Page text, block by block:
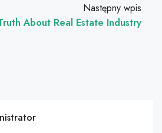
Następny wpis
About Real Estate Industry